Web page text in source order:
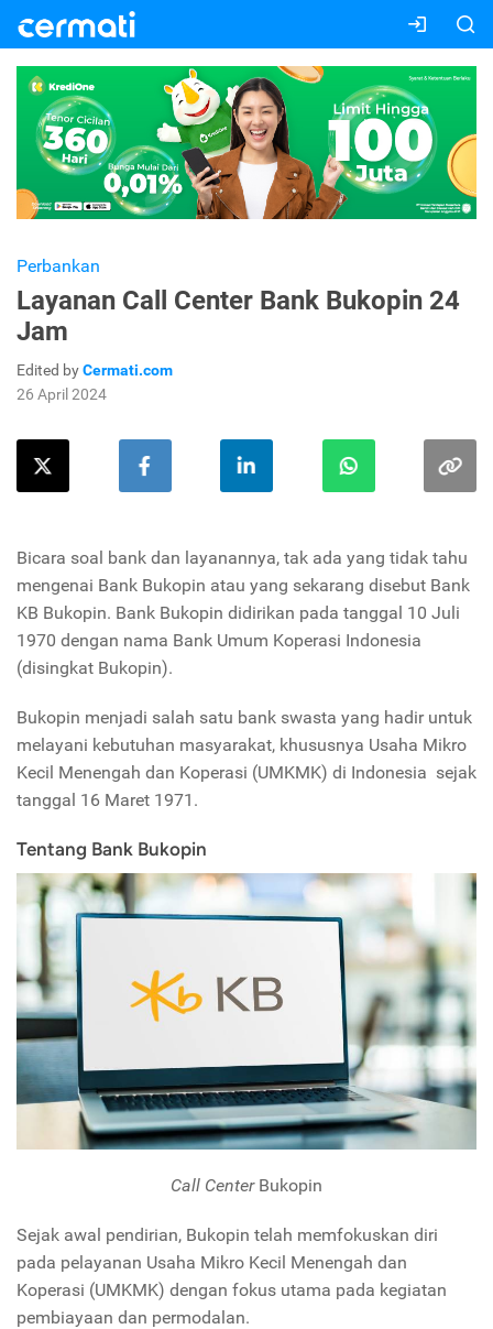
Perbankan
Layanan Call Center Bank Bukopin 24
Jam
Edited byCermati.com
26 April 2024
Bicara soal bank dan layanannya, tak ada yang tidak tahu
mengenai Bank Bukopin atau yang sekarang disebut Bank
KB Bukopin. Bank Bukopin didirikan pada tanggal 10 Juli
1970 dengan nama Bank Umum Koperasi Indonesia
(disingkat Bukopin).
Bukopin menjadi salah satu bank swasta yang hadir untuk
melayani kebutuhan masyarakat, khususnya Usaha Mikro
Kecil Menengah dan Koperasi (UMKMK) di Indonesia sejak
tanggal 16 Maret 1971.
Tentang Bank Bukopin
Call Center Bukopin
Sejak awal pendirian, Bukopin telah memfokuskan diri
pada pelayanan Usaha Mikro Kecil Menengah dan
Koperasi (UMKMK) dengan fokus utama pada kegiatan
pembiayaan dan permodalan.